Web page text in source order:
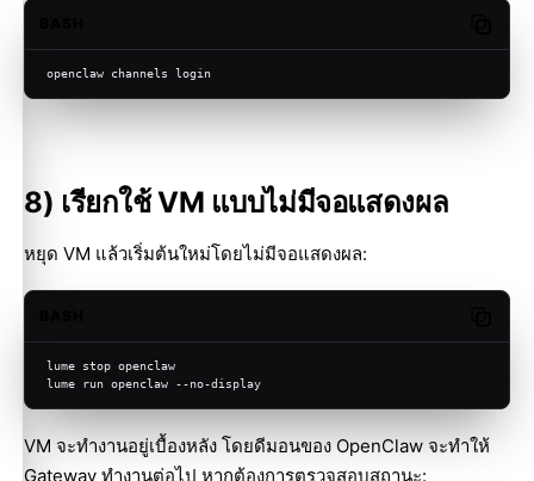
openclaw channels login
8) เรียกใช้ VM แบบไม่มีจอแสดงผล
หยุด VM แล้วเริ่มต้นใหม่โดยไม่มีจอแสดงผล:
lume stop openclaw
lume run openclaw --no-display
VM จะทำงานอยู่เบื้องหลัง โดยดีมอนของ OpenClaw จะทำให้
Gateway ทำงานต่อไป หากต้องการตรวจสอบสถานะ: